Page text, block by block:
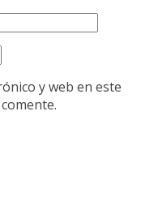
y web en este